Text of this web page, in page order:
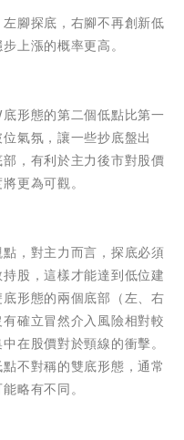
腳探底，右腳不再創新低
上漲的概率更高。
形態的第二個低點比第一
氣氛，讓一些抄底盤出
，有利於主力後市對股價
更為可觀。
，對主力而言，探底必須
股，這樣才能達到低位建
形態的兩個底部（左、右
確立冒然介入風險相對較
在股價對於頸線的衝擊。
不對稱的雙底形態，通常
略有不同。